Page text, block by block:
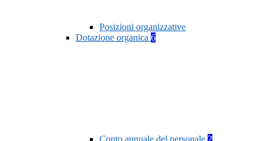
Posizioni organizzative
Dotazione organica 6